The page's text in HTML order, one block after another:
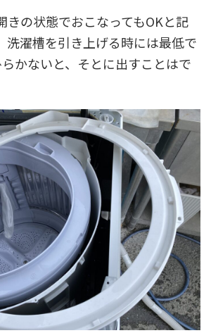
きの状態でおこなってもOKと記
洗濯槽を引き上げる時には最低で
かないと、そとに出すことはで